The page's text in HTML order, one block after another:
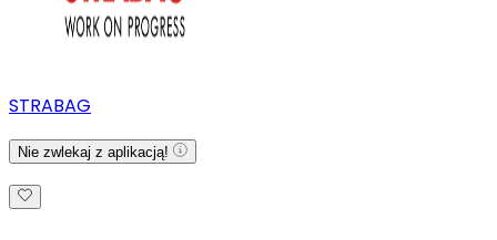
STRABAG
Nie zwlekaj z aplikacją!